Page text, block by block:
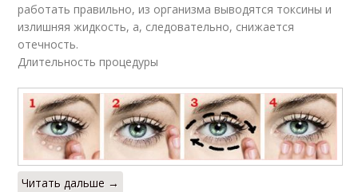
работать правильно, из организма выводятся токсины и
излишняя жидкость, а, следовательно, снижается
отечность.
Длительность процедуры
Читать дальше →